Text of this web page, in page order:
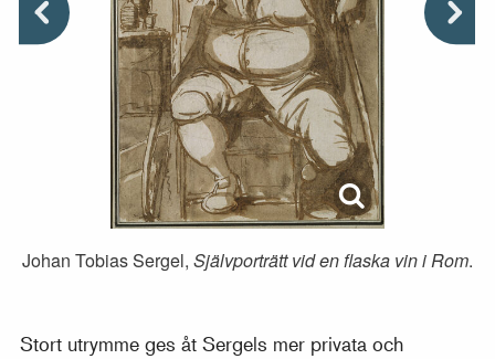
Johan Tobias Sergel, Självporträtt vid en flaska vin i Rom.
Stort utrymme ges åt Sergels mer privata och